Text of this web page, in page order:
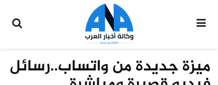
ميزة جديدة من واتساب..رسائل